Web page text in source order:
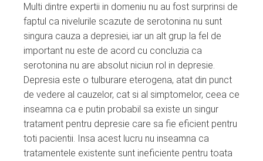
Multi dintre expertii in domeniu nu au fost surprinsi de
faptul ca nivelurile scazute de serotonina nu sunt
singura cauza a depresiei, iar un alt grup la fel de
important nu este de acord cu concluzia ca
serotonina nu are absolut niciun rol in depresie.
Depresia este o tulburare eterogena, atat din punct
de vedere al cauzelor, cat si al simptomelor, ceea ce
inseamna ca e putin probabil sa existe un singur
tratament pentru depresie care sa fie eficient pentru
toti pacientii. Insa acest lucru nu inseamna ca
tratamentele existente sunt ineficiente pentru toata